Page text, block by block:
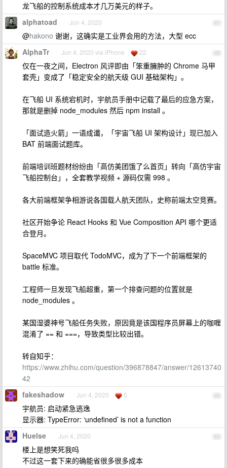
龙飞船的控制系统成本才几万美元的样子。
47
alphatoad Jun 4, 2020
@hakono 谢谢，这确实是工业界会用的方法，大型 ecc
48
AlphaTr Jun 4, 2020 via iPhone 22
仅在一夜之间，Electron 风评即由「笨重臃肿的 Chrome 马甲
套壳」变成了「稳定安全的航天级 GUI 基础架构」。
在飞船 UI 系统宕机时，宇航员手册中记载了最后的应急方案，
那就是删掉 node_modules 然后 npm install 。
「面试造火箭」一语成谶，「宇宙飞船 UI 架构设计」现已加入
BAT 前端面试题库。
前端培训班题材纷纷由「高仿美团饿了么首页」转向「高仿宇宙
飞船控制台」，全套教学视频 + 源码仅需 998 。
各大前端框架争相游说各国载人航天团队，史称前端太空竞赛。
社区开始争论 React Hooks 和 Vue Composition API 哪个更适
合登月。
SpaceMVC 项目取代 TodoMVC，成为了下一个前端框架的
battle 标准。
工程师一旦发现飞船超重，第一个排查问题的位置就是
node_modules 。
某国湿婆神号飞船任务失败，原因竟是该国程序员屏幕上的咖喱
混淆了 == 和 ===，导致类型比较出错。
转自知乎：
https://www.zhihu.com/question/396878847/answer/12613740
42
49
fakeshadow Jun 4, 2020 5
宇航员: 启动紧急逃逸
显示器: TypeError: ‘undefined’ is not a function
50
Huelse Jun 4, 2020
楼上是想笑死我吗
不过这一套下来的确能省很多很多成本